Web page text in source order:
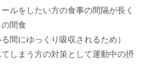
ルをしたい方の食事の間隔が長く
間食
間にゆっくり吸収されるため）
てしまう方の対策として運動中の摂